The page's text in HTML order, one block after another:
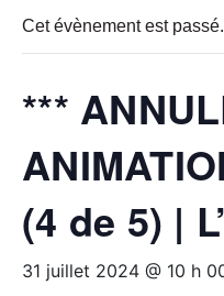
Cet évènement est passé.
***
(4 de 5) |
31 juillet 2024 @ 10 h